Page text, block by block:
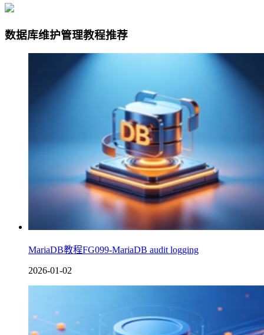
数据库维护管理教程推荐
MariaDB教程FG099-MariaDB audit logging
2026-01-02